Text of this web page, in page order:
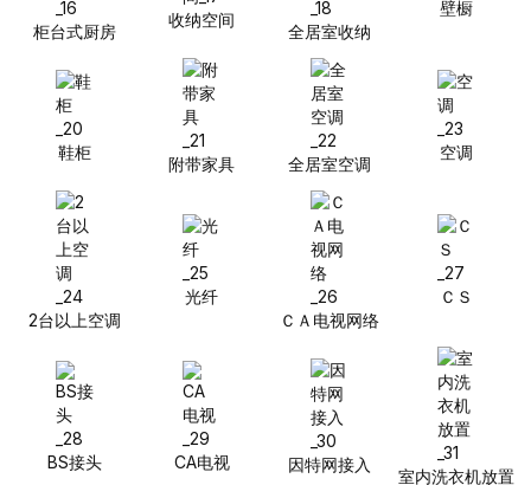
柜台式厨房
收纳空间
全居室收纳
壁橱
鞋柜
附带家具 全居室空调
空调
2台以上空调
光纤
ＣＡ电视网络
ＣＳ
BS接头 CA电视 因特网接入
室内洗衣机放置